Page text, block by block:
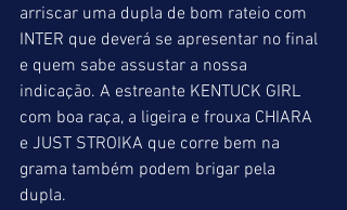
arriscar uma dupla de bom rateio com
INTER que deverá se apresentar no final
e quem sabe assustar a nossa
indicação. A estreante KENTUCK GIRL
com boa raça, a ligeira e frouxa CHIARA
e JUST STROIKA que corre bem na
grama também podem brigar pela
dupla.